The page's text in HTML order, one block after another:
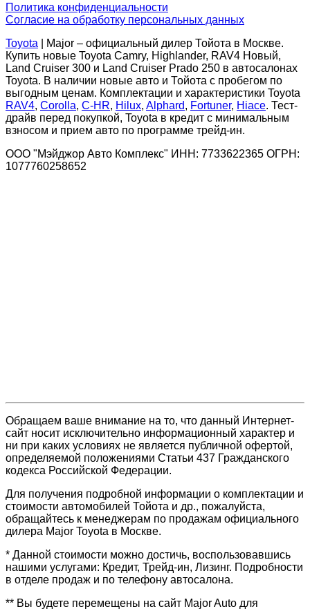
Политика конфиденциальности
Согласие на обработку персональных данных
Toyota | Major – официальный дилер Тойота в Москве.
Купить новые Toyota Camry, Highlander, RAV4 Новый,
Land Cruiser 300 и Land Cruiser Prado 250 в автосалонах
Toyota. В наличии новые авто и Тойота с пробегом по
выгодным ценам. Комплектации и характеристики Toyota
RAV4, Corolla, C-HR, Hilux, Alphard, Fortuner, Hiace. Тест-
драйв перед покупкой, Toyota в кредит с минимальным
взносом и прием авто по программе трейд-ин.
ООО "Мэйджор Авто Комплекс" ИНН: 7733622365 ОГРН:
1077760258652
Обращаем ваше внимание на то, что данный Интернет-
сайт носит исключительно информационный характер и
ни при каких условиях не является публичной офертой,
определяемой положениями Статьи 437 Гражданского
кодекса Российской Федерации.
Для получения подробной информации о комплектации и
стоимости автомобилей Тойота и др., пожалуйста,
обращайтесь к менеджерам по продажам официального
дилера Major Toyota в Москве.
* Данной стоимости можно достичь, воспользовавшись
нашими услугами: Кредит, Трейд-ин, Лизинг. Подробности
в отделе продаж и по телефону автосалона.
** Вы будете перемещены на сайт Major Auto для